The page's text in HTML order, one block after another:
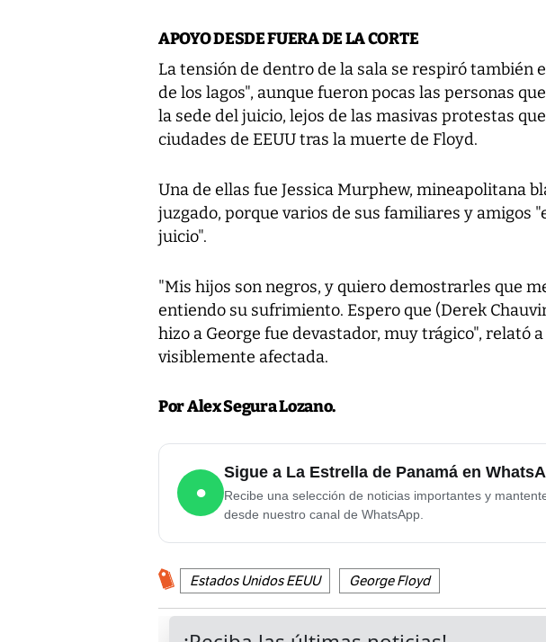
APOYO DESDE FUERA DE LA CORTE
La tensión de dentro de la sala se respiró también
de los lagos", aunque fueron pocas las personas
la sede del juicio, lejos de las masivas protestas
ciudades de EEUU tras la muerte de Floyd.
Una de ellas fue Jessica Murphew, mineapolitana
juzgado, porque varios de sus familiares y amigos
juicio".
"Mis hijos son negros, y quiero demostrarles que
entiendo su sufrimiento. Espero que (Derek
hizo a George fue devastador, muy trágico", relató
visiblemente afectada.
Por Alex Segura Lozano.
●
Sigue a La Estrella de Panamá en
Recibe una selección de noticias importantes y
desde nuestro canal de WhatsApp.
Estados Unidos EEUU George Floyd